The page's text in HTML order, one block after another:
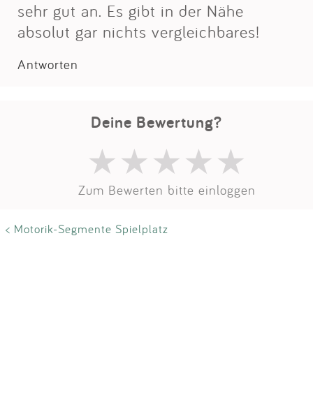
Kontakt
Impressum
sehr gut an. Es gibt in der Nähe
absolut gar nichts vergleichbares!
Antworten
Deine Bewertung?
Zum Bewerten bitte einloggen
< Motorik-Segmente Spielplatz